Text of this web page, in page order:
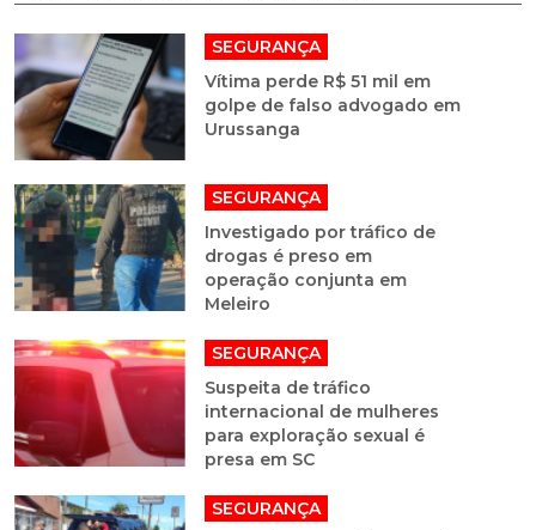
SEGURANÇA
Vítima perde R$ 51 mil em
golpe de falso advogado em
Urussanga
SEGURANÇA
Investigado por tráfico de
drogas é preso em
operação conjunta em
Meleiro
SEGURANÇA
Suspeita de tráfico
internacional de mulheres
para exploração sexual é
presa em SC
SEGURANÇA